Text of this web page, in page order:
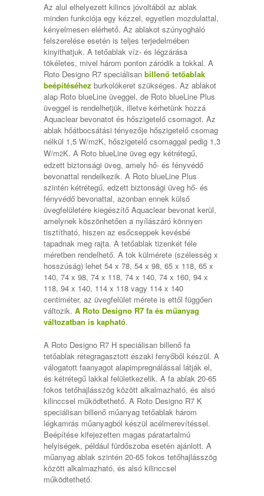
Az alul elhelyezett kilincs jóvoltából az ablak
minden funkciója egy kézzel, egyetlen mozdulattal,
kényelmesen elérhető. Az ablakot szúnyogháló
felszerelése esetén is teljes terjedelmében
kinyithatjuk. A tetőablak víz- és légzárása
tökéletes, mivel három ponton záródik a tokkal. A
Roto Designo R7 speciálisan billenő tetőablak
beépítéséhez burkolókeret szükséges. Az ablakot
alap Roto blueLine üveggel, de Roto blueLine Plus
üveggel is rendelhetjük, illetve kérhetünk hozzá
Aquaclear bevonatot és hőszigetelő csomagot. Az
ablak hőátbocsátási tényezője hőszigetelő csomag
nélkül 1,5 W/m2K, hőszigetelő csomaggal pedig 1,3
W/m2K. A Roto blueLine üveg egy kétrétegű,
edzett biztonsági üveg, amely hő- és fényvédő
bevonattal rendelkezik. A Roto blueLine Plus
szintén kétrétegű, edzett biztonsági üveg hő- és
fényvédő bevonattal, azonban ennek külső
üvegfelületére kiegészítő Aquaclear bevonat kerül,
amelynek köszönhetően a nyílászáró könnyen
tisztítható, hiszen az esőcseppek kevésbé
tapadnak meg rajta. A tetőablak tizenkét féle
méretben rendelhető. A tok külmérete (szélesség x
hosszúság) lehet 54 x 78, 54 x 98, 65 x 118, 65 x
140, 74 x 98, 74 x 118, 74 x 140, 74 x 160, 94 x
118, 94 x 140, 114 x 118 vagy 114 x 140
centiméter, az üvegfelület mérete is ettől függően
változik. A Roto Designo R7 fa és műanyag
változatban is kapható.
A Roto Designo R7 H speciálisan billenő fa
tetőablak rétegragasztott északi fenyőből készül. A
válogatott faanyagot alapimpregnálással látják el,
és kétrétegű lakkal felületkezelik. A fa ablak 20-65
fokos tetőhajlásszög között alkalmazható, és alsó
kilinccsel működtethető. A Roto Designo R7 K
speciálisan billenő műanyag tetőablak három
légkamrás műanyagból készül acélmerevítéssel.
Beépítése kifejezetten magas páratartalmú
helyiségek, például fürdőszoba esetén ajánlott. A
műanyag ablak szintén 20-65 fokos tetőhajlásszög
között alkalmazható, és alsó kilinccsel
működtethető.